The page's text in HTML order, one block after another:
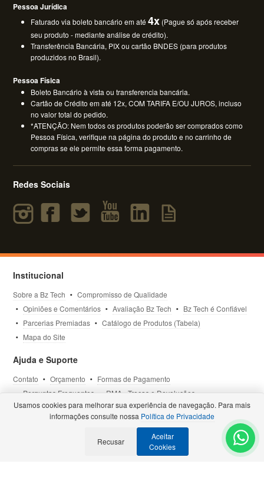
Pessoa Jurídica
Faturado via boleto bancário em até4x (Pague só após receber
seu produto - mediante análise de crédito).
Transferência Bancária, PIX ou cartão BNDES (para produtos
produzidos no Brasil).
Pessoa Física
Boleto Bancário à vista ou transferencia bancária.
Cartão de Crédito em até 12x, COM TARIFA E/OU JUROS, incluso
no valor total do pedido.
*ATENÇÃO: Nem todos os produtos poderão ser comprados como
Pessoa Física, verifique na página do produto e no carrinho de
compras se ele permite essa forma pagamento.
Redes Sociais
Institucional
Sobre a Bz Tech
Compromisso de Qualidade
Opiniões e Comentários
Avaliação Bz Tech
Bz Tech é Confiável
Parcerias Premiadas
Catálogo de Produtos (Tabela)
Mapa do Site
Ajuda e Suporte
Contato Orçamento
Formas de Pagamento
Perguntas Frequentes
RMA - Trocas e Devoluções
Política de Privacidade
Termos de Uso Site Seguro
Selos e Certificações- Veja todas as Parcerias Premiadas
Usamos cookies para melhorar sua experiência de navegação. Para mais
informações consulte nossa Política de Privacidade
Recusar
Aceitar
Cookies